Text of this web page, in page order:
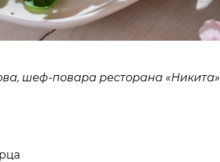
шеф-повара ресторана «Никита»